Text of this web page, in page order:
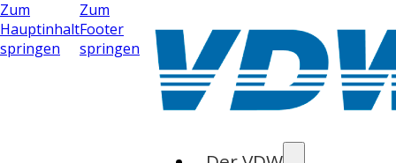
Zum
Hauptinhalt
springen
Zum
Footer
springen